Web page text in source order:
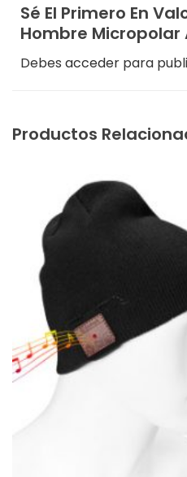
Sé El Primero En
Hombre Micropolar
Debes acceder para
Productos